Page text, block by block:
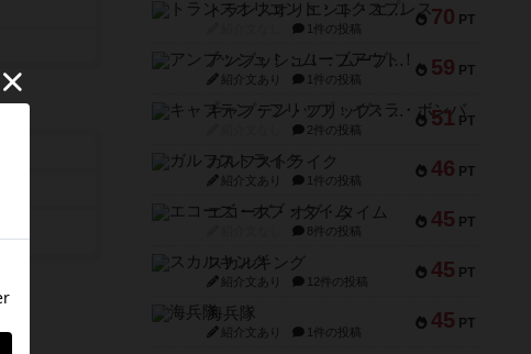
70 PT
トランスオリエント・エクスプレス
1件の投稿
59 PT
アンブッシュ！：ムーブアウト！
紹介文あり 1件の投稿
51 PT
キャプテン・フリップ：イスラ・ボンバ
2件の投稿
46 PT
ガルフストライク
紹介文あり 1件の投稿
45 PT
エコーズ・オブ・タイム
8件の投稿
45 PT
スカルキング
紹介文あり 12件の投稿
45 PT
海兵隊
紹介文あり 1件の投稿